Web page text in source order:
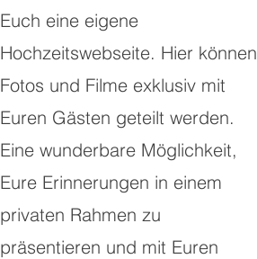
Euch eine eigene
Hochzeitswebseite. Hier können
Fotos und Filme exklusiv mit
Euren Gästen geteilt werden.
Eine wunderbare Möglichkeit,
Eure Erinnerungen in einem
privaten Rahmen zu
präsentieren und mit Euren